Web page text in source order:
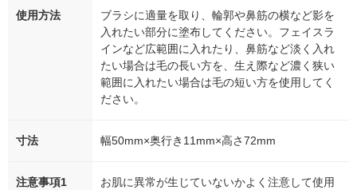
使用方法
ブラシに適量を取り、輪郭や鼻筋の横など影を
入れたい部分に塗布してください。フェイスラ
インなど広範囲に入れたり、鼻筋など淡く入れ
たい場合は毛の長い方を、生え際など濃く狭い
範囲に入れたい場合は毛の短い方を使用してく
ださい。
寸法 幅50mm×奥行き11mm×高さ72mm
注意事項1
お肌に異常が生じていないかよく注意して使用